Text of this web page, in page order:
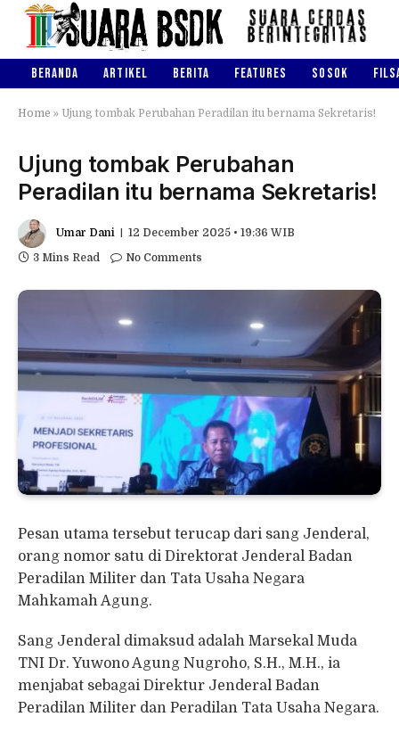
BERANDA ARTIKEL BERITA FEATURES SOSOK
Home » Ujung tombak Perubahan Peradilan itu bernama Sekretaris!
Ujung tombak Perubahan
Peradilan itu bernama Sekretaris!
Umar Dani
12 December 2025 • 19:36 WIB
3 Mins Read
No Comments
Pesan utama tersebut terucap dari sang Jenderal,
orang nomor satu di Direktorat Jenderal Badan
Peradilan Militer dan Tata Usaha Negara
Mahkamah Agung.
Sang Jenderal dimaksud adalah Marsekal Muda
TNI Dr. Yuwono Agung Nugroho, S.H., M.H., ia
menjabat sebagai Direktur Jenderal Badan
Peradilan Militer dan Peradilan Tata Usaha Negara.